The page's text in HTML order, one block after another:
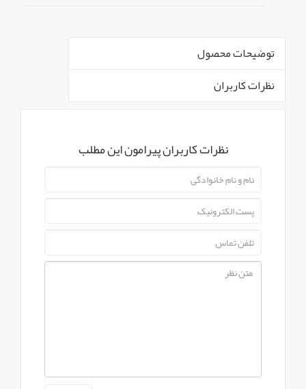
توضیحات محصول
نظرات کاربران
PART NUMBER :EBR54215301
نظرات کاربران پیرامون این مطلب
نمایش همه محصولات آیتم های محصول